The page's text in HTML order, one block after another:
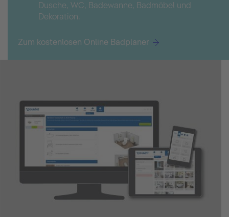
Dusche, WC, Badewanne, Badmöbel und
Dekoration.
Zum kostenlosen Online Badplaner